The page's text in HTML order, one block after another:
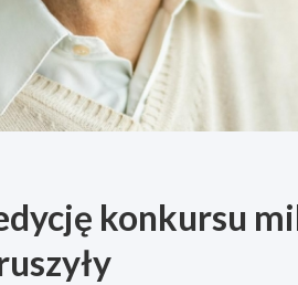
konkursu